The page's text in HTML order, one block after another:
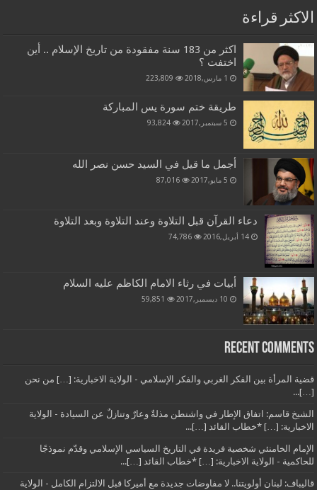
الاكثر قراءة
اكثر من 183 سنة مفقودة من تاريخ الإسلام .. أين
اختفت ؟
1 مارس,2018 223,809
طريقة ختم سورة يس المباركة
5 سبتمبر,2017 93,824
أجمل ما قيل في السيد حسن نصر الله
5 مايو,2017 87,016
دعاء القرآن قبل التلاوة وعند التلاوة وبعد التلاوة
14 أبريل,2016 74,786
أبيات في رثاء الامام الكاظم عليه السلام
10 ديسمبر,2017 59,851
Recent Comments
قضية المرأة بين الفكر الغربي والفكر الإسلامي - الولاية الاخبارية: […] من نحن
[…]...
الشيخ قاسم: اتفاق الإطار في واشنطن مذلةٌ وعارٌ وتنازلٌ عن السيادة - الولاية
الاخبارية: […] *خطاب القائد […]...
الإمام الخامنئي شخصية فريدة في التاريخ السياسي الإسلامي وقدّم نموذجًا
للحاكمية - الولاية الاخبارية: […] *خطاب القائد […]...
قاليباف: لبنان أولويتنا.. لا مفاوضات جديدة مع أميركا قبل الالتزام الكامل - الولاية